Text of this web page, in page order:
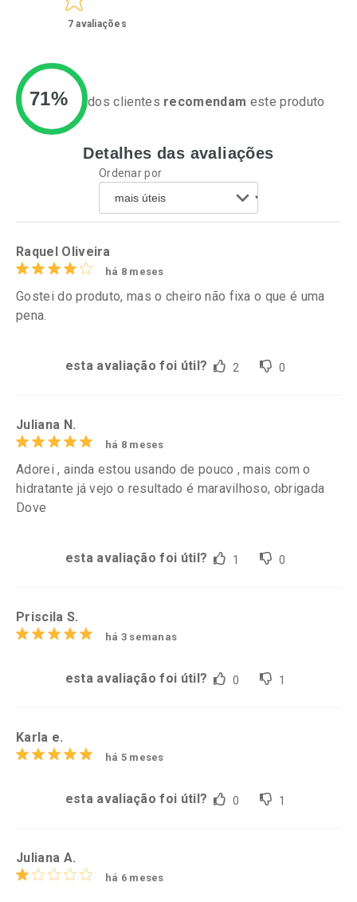
Ativar Desconto
Comprar sem Desconto
Por R$ 60,74/cada
Comprar sem Desconto
Ativar Desconto
Comprar sem Desconto
Por R$ 34,39/cada
7 avaliações
71% dos clientes recomendam este produto
Detalhes das avaliações
Ordenar por
Raquel Oliveira
há 8 meses
Gostei do produto, mas o cheiro não fixa o que é uma
pena.
esta avaliação foi útil? 2 0
Juliana N.
há 8 meses
Adorei , ainda estou usando de pouco , mais com o
hidratante já vejo o resultado é maravilhoso, obrigada
Dove
esta avaliação foi útil? 1 0
Priscila S.
há 3 semanas
esta avaliação foi útil? 0 1
Karla e.
há 5 meses
esta avaliação foi útil? 0 1
Juliana A.
há 6 meses